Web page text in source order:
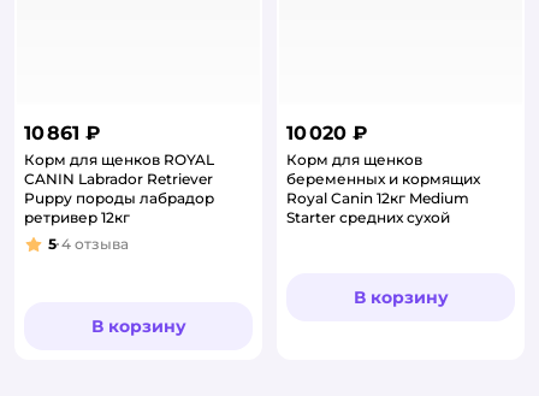
10 861 ₽
Корм для щенков ROYAL
CANIN Labrador Retriever
Puppy породы лабрадор
ретривер 12кг
Рейтинг:
5 4 отзыва
В корзину
10 020 ₽
Корм для щенков
беременных и кормящих
Royal Canin 12кг Medium
Starter средних сухой
В корзину